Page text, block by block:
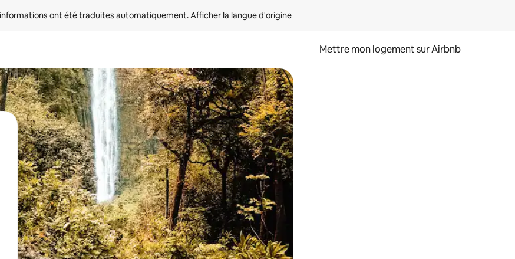
ont été traduites automatiquement. Afficher la langue d'origine
Mettre mon logement sur Airbnb
le haut et vers le bas pour les parcourir ou en appuyant et en faisant glisser.